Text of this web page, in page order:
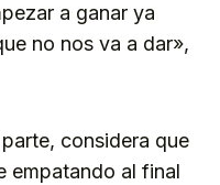
a ganar ya
no nos va a dar»,
considera que
empatando al final